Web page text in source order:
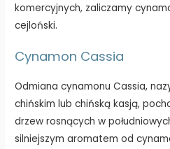
komercyjnych, zaliczamy
cejloński.
Cynamon Cassia
Odmiana cynamonu Cassia,
chińskim lub chińską kasją,
drzew rosnących w
silniejszym aromatem od